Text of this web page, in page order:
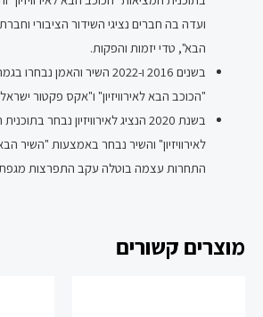
ועדה בה חברים נציגי השידור הציבורי
הבא", טדי יזמות והפקות.
בשנים 2016 ו-2022 השיר והאמן
"הכוכב הבא לאירוויזיון" ו"אקס פקטור
בשנת 2020 הנציג לאירוויזיון נבחר
לאירוויזיון" והשיר נבחר באמצעות "השיר הבא
התחרות עצמה בוטלה עקב התפרצות מגפת
מוצרים קשורים